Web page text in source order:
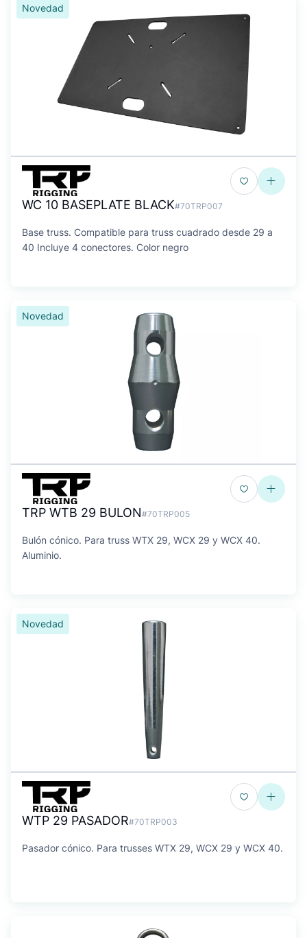
Novedad
WC 10 BASEPLATE BLACK#70TRP007
Base truss. Compatible para truss cuadrado desde 29 a
40 Incluye 4 conectores. Color negro
Novedad
TRP WTB 29 BULON#70TRP005
Bulón cónico. Para truss WTX 29, WCX 29 y WCX 40.
Aluminio.
Novedad
WTP 29 PASADOR#70TRP003
Pasador cónico. Para trusses WTX 29, WCX 29 y WCX 40.